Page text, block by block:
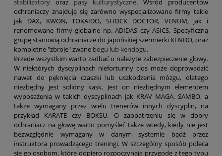
stabilizatory oraz pasy kulturystyczne. Wśród producentów
ochraniaczy znajdują się zarówno wyspecjalizowane firmy takie
jak DAX, KWON, TOKAIDO, SHOCK DOCTOR, VENUM, jak i
renomowane firmy globalne np. ADIDAS czy ASICS. Specyficzną
grupę stanowią ochraniacze do japońskiej szermierki KENDO, oraz
kompletne "zbroje" zwane bogu lub kendogu.
Przede wszystkim warto zadbać o należyte zabezpieczenie głowy.
W niektórych dyscyplinach niefortunny cios może doprowadzić
nawet do pęknięcia czaszki lub uszkodzenia mózgu, dlatego
niezbędny jest solidny kask. Jest on niezbędnym elementem
wyposażenia w takich dyscyplinach jak KRAV MAGA, SAMBO, a
także wymagany przez wielu trenerów innych dyscyplin, na
przykład KARATE czy BOKSU. O zaopatrzeniu się w dobry
ochraniacz na głowę warto pomyśleć także wtedy, kiedy nie jest
bezwzględnie wymagany w danym systemie bądź przez
instruktora prowadzącego treningi. W szczególny sposób poleca
się go osobom, które dopiero rozpoczynają przygodę z tego typu